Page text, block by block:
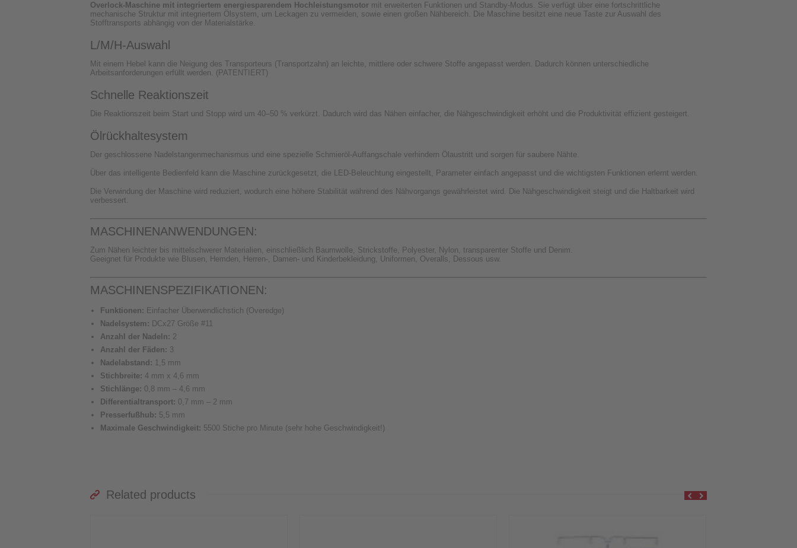
Overlock-Maschine mit integriertem energiesparendem Hochleistungsmotor mit erweiterten Funktionen und Standby-Modus. Sie verfügt über eine fortschrittliche
mechanische Struktur mit integriertem Ölsystem, um Leckagen zu vermeiden, sowie einen großen Nähbereich. Die Maschine besitzt eine neue Taste zur Auswahl des
Stofftransports abhängig von der Materialstärke.
L/M/H-Auswahl
Mit einem Hebel kann die Neigung des Transporteurs (Transportzahn) an leichte, mittlere oder schwere Stoffe angepasst werden. Dadurch können unterschiedliche
Arbeitsanforderungen erfüllt werden. (PATENTIERT)
Schnelle Reaktionszeit
Die Reaktionszeit beim Start und Stopp wird um 40–50 % verkürzt. Dadurch wird das Nähen einfacher, die Nähgeschwindigkeit erhöht und die Produktivität effizient gesteigert.
Ölrückhaltesystem
Der geschlossene Nadelstangenmechanismus und eine spezielle Schmieröl-Auffangschale verhindern Ölaustritt und sorgen für saubere Nähte.
Über das intelligente Bedienfeld kann die Maschine zurückgesetzt, die LED-Beleuchtung eingestellt, Parameter einfach angepasst und die wichtigsten Funktionen erlernt werden.
Die Verwindung der Maschine wird reduziert, wodurch eine höhere Stabilität während des Nähvorgangs gewährleistet wird. Die Nähgeschwindigkeit steigt und die Haltbarkeit wird
verbessert.
MASCHINENANWENDUNGEN:
Zum Nähen leichter bis mittelschwerer Materialien, einschließlich Baumwolle, Strickstoffe, Polyester, Nylon, transparenter Stoffe und Denim.
Geeignet für Produkte wie Blusen, Hemden, Herren-, Damen- und Kinderbekleidung, Uniformen, Overalls, Dessous usw.
MASCHINENSPEZIFIKATIONEN:
Funktionen: Einfacher Überwendlichstich (Overedge)
Nadelsystem: DCx27 Größe #11
Anzahl der Nadeln: 2
Anzahl der Fäden: 3
Nadelabstand: 1,5 mm
Stichbreite: 4 mm x 4,6 mm
Stichlänge: 0,8 mm – 4,6 mm
Differentialtransport: 0,7 mm – 2 mm
Presserfußhub: 5,5 mm
Maximale Geschwindigkeit: 5500 Stiche pro Minute (sehr hohe Geschwindigkeit!)
Related products